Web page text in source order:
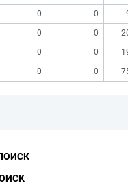
0 0
0 0
0 0
0 0